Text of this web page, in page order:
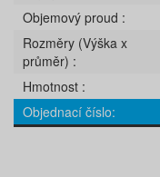
Objemový proud
Rozměry (Výška x
průměr)
Hmotnost
Objednací číslo